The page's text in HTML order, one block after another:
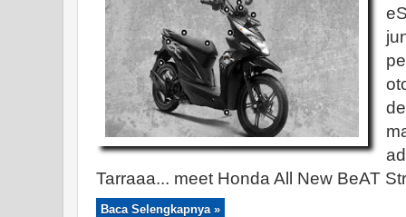
Tarraaa... meet Honda All New BeAT
Baca Selengkapnya »